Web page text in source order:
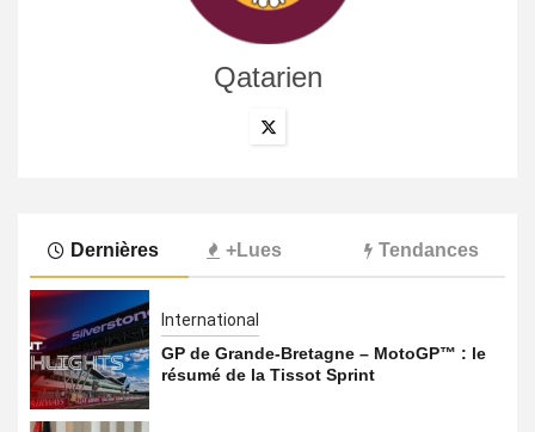
Qatarien
Dernières +Lues Tendances
International
GP de Grande-Bretagne – MotoGP™ : le
résumé de la Tissot Sprint